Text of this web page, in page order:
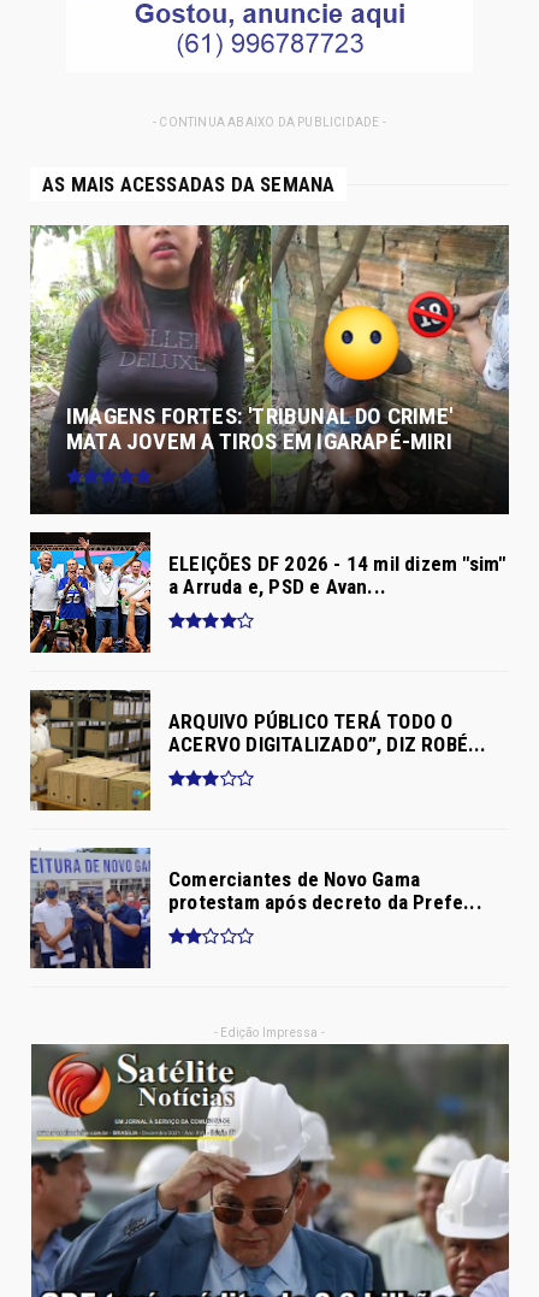
- CONTINUA ABAIXO DA PUBLICIDADE -
AS MAIS ACESSADAS DA SEMANA
IMAGENS FORTES: 'TRIBUNAL DO CRIME'
MATA JOVEM A TIROS EM IGARAPÉ-MIRI
ELEIÇÕES DF 2026 - 14 mil dizem "sim"
a Arruda e, PSD e Avan...
ARQUIVO PÚBLICO TERÁ TODO O
ACERVO DIGITALIZADO”, DIZ ROBÉ...
Comerciantes de Novo Gama
protestam após decreto da Prefe...
- Edição Impressa -